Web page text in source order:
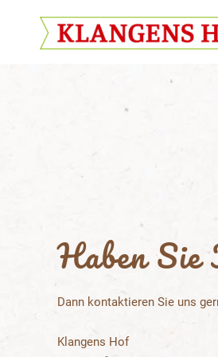
Skip to main content
Haben Sie
Dann kontaktieren Sie uns
Klangens Hof